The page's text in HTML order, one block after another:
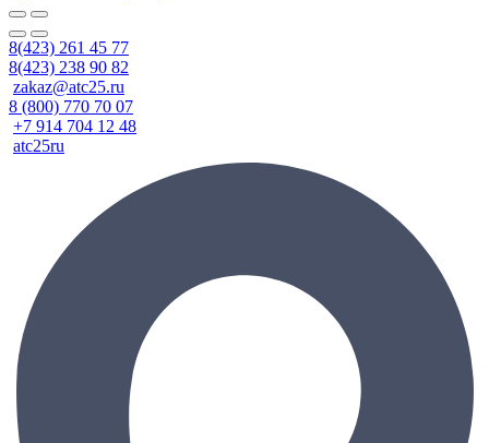
8(423) 261 45 77
8(423) 238 90 82
zakaz@atc25.ru
8 (800) 770 70 07
+7 914 704 12 48
atc25ru